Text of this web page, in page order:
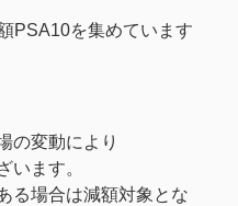
PSA10を集めています
の変動により
います。
る場合は減額対象とな